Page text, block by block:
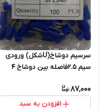
سرسیم دوشاخ(Uشکل) ورودی
سیم 2.5فاصله بین دوشاخ 4
87,000
افزودن به سبد